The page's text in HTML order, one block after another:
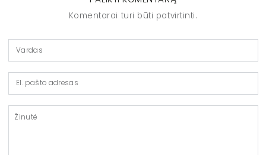
Komentarai turi būti patvirtinti.
Vardas
pašto
adresas
Žinutė